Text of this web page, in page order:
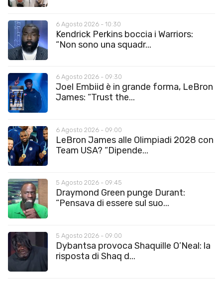
6 Agosto 2026 - 10:30
Kendrick Perkins boccia i Warriors:
“Non sono una squadr...
6 Agosto 2026 - 09:30
Joel Embiid è in grande forma, LeBron
James: “Trust the...
6 Agosto 2026 - 09:00
LeBron James alle Olimpiadi 2028 con
Team USA? “Dipende...
5 Agosto 2026 - 09:45
Draymond Green punge Durant:
“Pensava di essere sul suo...
5 Agosto 2026 - 09:00
Dybantsa provoca Shaquille O’Neal: la
risposta di Shaq d...